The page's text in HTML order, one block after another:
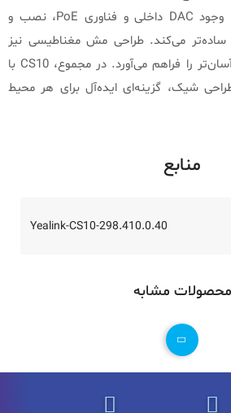
ویدیویی را ارتقا می‌دهد. وجود DAC داخلی و فناوری PoE، نصب و
ساده‌تر می‌کند. طراحی مش مغناطیسی نیز
امکان نظافت و نگهداری آسان‌تر را فراهم می‌آورد. در مجموع، CS10 با
طراحی شیک، گزینه‌ای ایده‌آل برای هر محیط
منابع
Yealink-CS10-298.410.0.40
محصولات مشابه